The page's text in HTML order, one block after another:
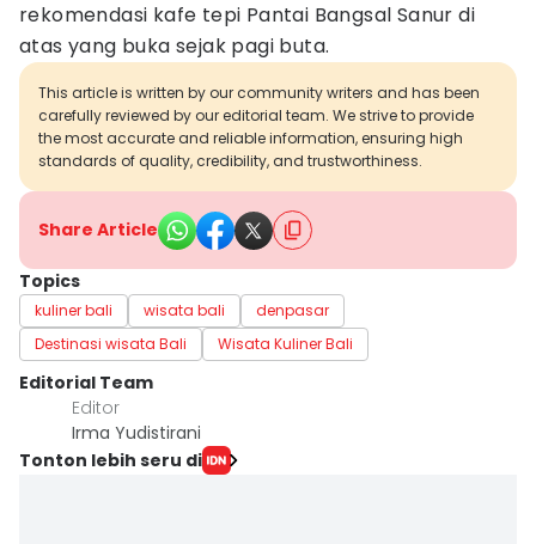
rekomendasi kafe tepi Pantai Bangsal Sanur di
atas yang buka sejak pagi buta.
This article is written by our community writers and has been
carefully reviewed by our editorial team. We strive to provide
the most accurate and reliable information, ensuring high
standards of quality, credibility, and trustworthiness.
Share Article
Topics
kuliner bali wisata bali
denpasar
Destinasi wisata Bali
Wisata Kuliner Bali
Editorial Team
Editor
Irma Yudistirani
Tonton lebih seru di